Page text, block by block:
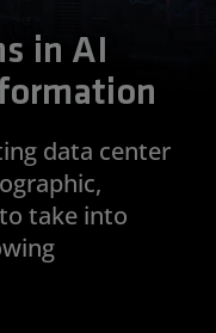
in AI
data center
take into